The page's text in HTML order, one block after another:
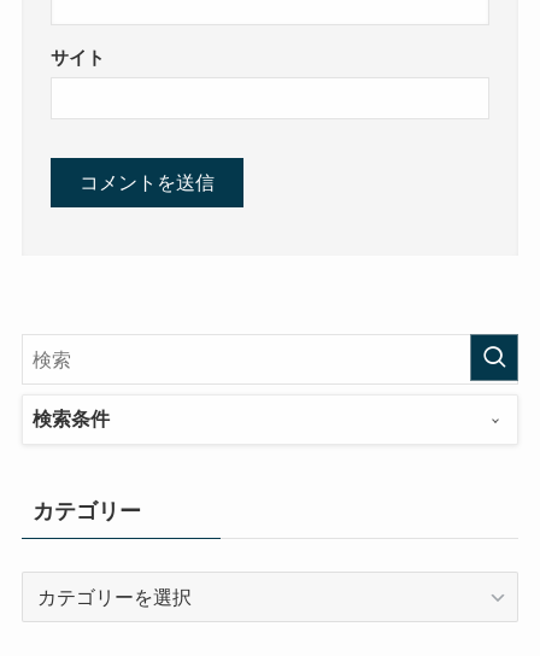
サイト
検索条件
カテゴリー